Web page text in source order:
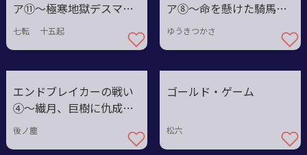
ア⑪〜極寒地獄デスマッ
チ開幕！
七転 十五起
ア⑧～命を懸けた騎馬戦
バトル！
ゆうきつかさ
エンドブレイカーの戦い
④〜繊月、巨樹に仇成る
者
後ノ塵
ゴールド・ゲーム
松六